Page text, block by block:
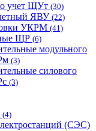
учет ЩУт (30)
ЯВУ(22)
УКРМ (41)
ЩР (6)
модульного
(3)
силового
(3)
(4)
(СЭС)